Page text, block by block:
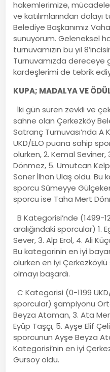
hakemlerimize,
ve katılımlarından
Belediye Başkanımız
sunuyorum. Geleneksel
turnuvamızın bu yıl
Turnuvamızda dereceye
kardeşlerimi de tebrik
KUPA; MADALYA VE
İki gün süren zevkli ve
sahne olan Çerkezköy
Satranç Turnuvası’nda A
UKD/ELO puana sahip
olurken, 2. Kemal
Dönmez, 5. Umutcan
Soner İlhan Ulaş oldu. Bu
sporcu Sümeyye
sporcu ise Taha Mert
B Kategorisi’nde (1499-
aralığındaki sporcular) 1.
Sever, 3. Alp Erol, 4. Ali
Bu kategorinin en iyi
olurken en iyi
olmayı başardı.
C Kategorisi (0-1199
sporcular) şampiyonu
Beyza Ataman, 3. Ata
Eyüp Taşçı, 5. Ayşe Elif
sporcunun Ayşe Beyza
Kategorisi’nin en iyi
Gürsoy oldu.